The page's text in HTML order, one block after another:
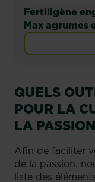
Fertiligène
Max agrumes
QUELS
POUR LA
LA
Afin de faciliter
de la passion,
liste des